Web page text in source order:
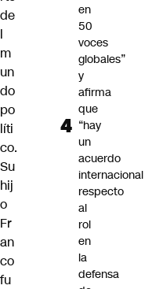
de
l
m
un
do
po
líti
co.
Su
hij
o
Fr
an
co
fu
en
50
voces
globales”
y
afirma
que
“hay
un
acuerdo
internacional
respecto
al
rol
en
la
defensa